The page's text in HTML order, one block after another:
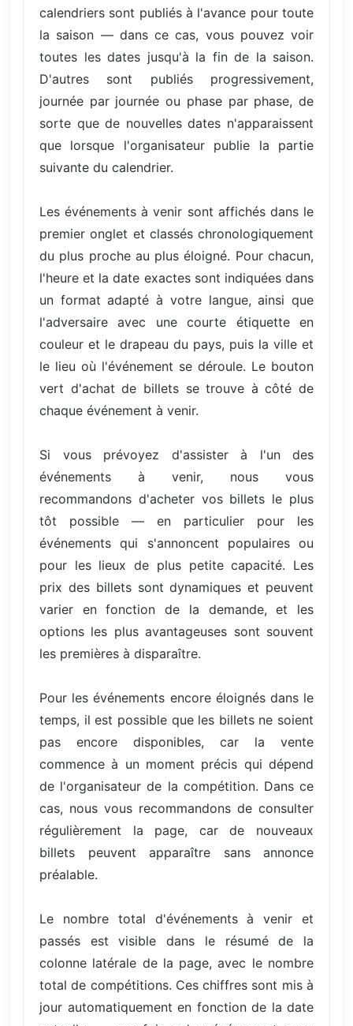
calendriers sont publiés à l'avance pour toute
la saison — dans ce cas, vous pouvez voir
toutes les dates jusqu'à la fin de la saison.
D'autres sont publiés progressivement,
journée par journée ou phase par phase, de
sorte que de nouvelles dates n'apparaissent
que lorsque l'organisateur publie la partie
suivante du calendrier.
Les événements à venir sont affichés dans le
premier onglet et classés chronologiquement
du plus proche au plus éloigné. Pour chacun,
l'heure et la date exactes sont indiquées dans
un format adapté à votre langue, ainsi que
l'adversaire avec une courte étiquette en
couleur et le drapeau du pays, puis la ville et
le lieu où l'événement se déroule. Le bouton
vert d'achat de billets se trouve à côté de
chaque événement à venir.
Si vous prévoyez d'assister à l'un des
événements à venir, nous vous
recommandons d'acheter vos billets le plus
tôt possible — en particulier pour les
événements qui s'annoncent populaires ou
pour les lieux de plus petite capacité. Les
prix des billets sont dynamiques et peuvent
varier en fonction de la demande, et les
options les plus avantageuses sont souvent
les premières à disparaître.
Pour les événements encore éloignés dans le
temps, il est possible que les billets ne soient
pas encore disponibles, car la vente
commence à un moment précis qui dépend
de l'organisateur de la compétition. Dans ce
cas, nous vous recommandons de consulter
régulièrement la page, car de nouveaux
billets peuvent apparaître sans annonce
préalable.
Le nombre total d'événements à venir et
passés est visible dans le résumé de la
colonne latérale de la page, avec le nombre
total de compétitions. Ces chiffres sont mis à
jour automatiquement en fonction de la date